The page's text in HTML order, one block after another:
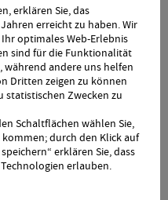
4 5
Klimaanlage, großem
Sauna, Infrarotkabine
erklären Sie, das
erreicht zu haben. Wir
optimales Web-Erlebnis
sind für die Funktionalität
während andere uns helfen
Dritten zeigen zu können
statistischen Zwecken zu
Schaltflächen wählen Sie,
durch den Klick auf
erklären Sie, dass
erlauben.